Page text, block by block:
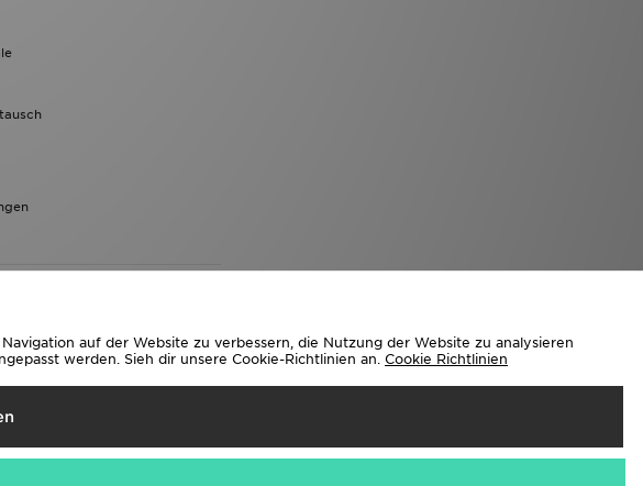
auf der Website zu verbessern, die Nutzung der Website zu analysieren
werden. Sieh dir unsere Cookie-Richtlinien an. Cookie Richtlinien